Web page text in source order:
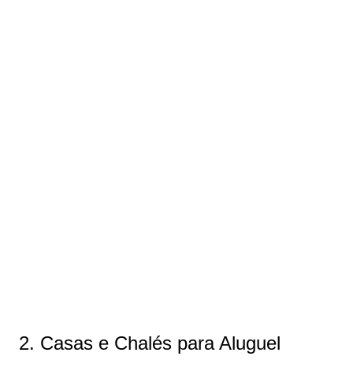
2. Casas e Chalés para Aluguel